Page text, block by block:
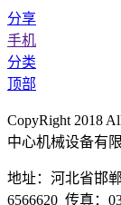
分享
手机
分类
顶部
CopyRight 2018
中心机械设备有
地址：河北省邯
6566620 传真：